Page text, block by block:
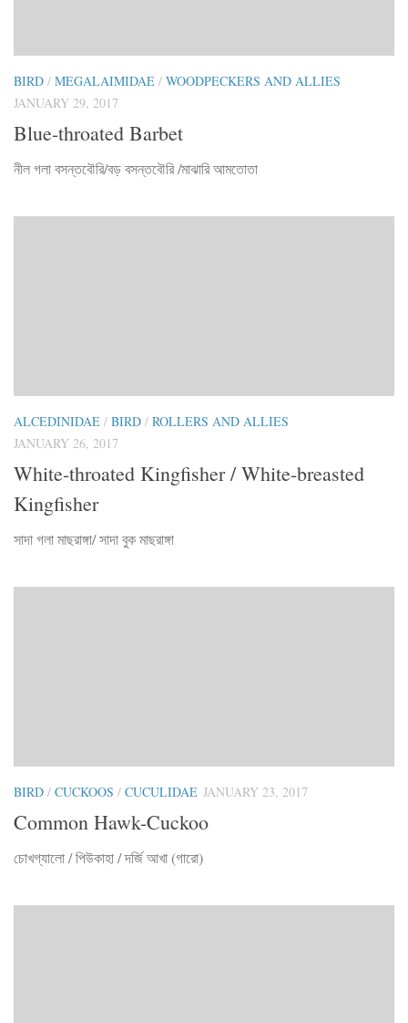
BIRD / MEGALAIMIDAE / WOODPECKERS AND ALLIES
JANUARY 29, 2017
Blue-throated Barbet
নীল গলা বসন্তবৌরি/বড় বসন্তবৌরি /মাঝারি আমতোতা
ALCEDINIDAE / BIRD / ROLLERS AND ALLIES
JANUARY 26, 2017
White-throated Kingfisher / White-breasted
Kingfisher
সাদা গলা মাছরাঙ্গা/ সাদা বুক মাছরাঙ্গা
BIRD / CUCKOOS / CUCULIDAE JANUARY 23, 2017
Common Hawk-Cuckoo
চোখগ্যালো / পিউকাহা / দর্জি আখা (গারো)